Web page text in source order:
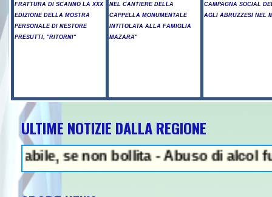
FRATTURA DI SCANNO LA XXX
EDIZIONE DELLA MOSTRA
PERSONALE DI NESTORE
PRESUTTI, "RITORNI"
NEL CANTIERE DELLA
CAPPELLA MONUMENTALE
INTITOLATA ALLA FAMIGLIA
MAZARA"
CAMPAGNA SOCIAL
AGLI ABRUZZESI NEL
ULTIME NOTIZIE DALLA REGIONE
non bollita - Abuso di alcol fuori
NEWS IN